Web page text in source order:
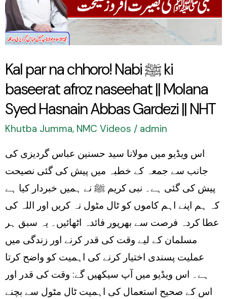
Kal par na chhoro! Nabi ﷺ ki
baseerat afroz naseehat || Molana
Syed Hasnain Abbas Gardezi || NHT
Khutba Jumma, NMC Videos / admin
اس ویڈیو میں مولانا سید حسنین عباس گردیزی کی
جانب سے جمعہ کے خطبہ میں پیش کی گئی نصیحت
پیش کی گئی ہے۔ نبی کریم ﷺ نے ہمیں خبردار کیا ہے
کہ ہم اپنے اہم کاموں کو ٹال مٹول نہ کریں اور اللہ کی
عطا کردہ فرصت سے بھرپور فائدہ اٹھائیں۔ یہ سبق ہر
مسلمان کے لیے وقت کی قدر کرنے اور زندگی میں
عملیت پسندی اختیار کرنے کی اہمیت کو واضح کرتا
ہے۔ اس ویڈیو میں آپ سیکھیں گے: وقت کی قدر اور
اس کے صحیح استعمال کی اہمیت ٹال مٹول سے بچنے
ﷺ
ki
afroz
naseehat
||
Molana
Hasnain
Abbas
Gardezi
||
NHT